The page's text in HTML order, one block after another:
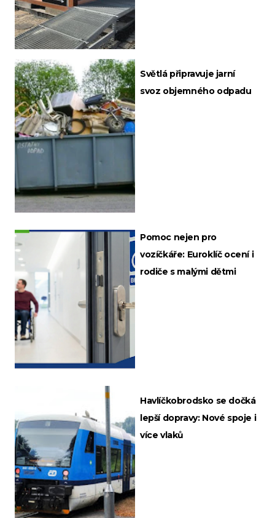
Světlá připravuje jarní
svoz objemného odpadu
Pomoc nejen pro
vozíčkáře: Euroklíč ocení i
rodiče s malými dětmi
Havlíčkobrodsko se dočká
lepší dopravy: Nové spoje i
více vlaků